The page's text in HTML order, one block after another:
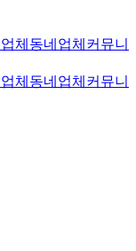
체 동네업체 커뮤니
체 동네업체 커뮤니